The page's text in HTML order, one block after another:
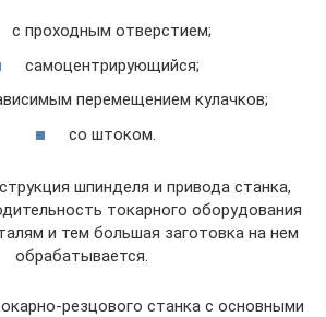
с проходным отверстием;
самоцентрирующийся;
перемещением кулачков;
со штоком.
шпинделя и привода станка,
токарного оборудования
и тем большая заготовка на нем
обрабатывается.
резцового станка с основными